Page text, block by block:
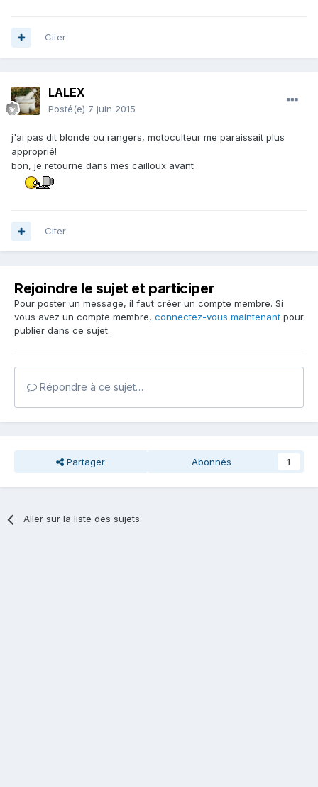
Citer
LALEX
Posté(e) 7 juin 2015
j'ai pas dit blonde ou rangers, motoculteur me paraissait plus
approprié!
bon, je retourne dans mes cailloux avant
Citer
Rejoindre le sujet et participer
Pour poster un message, il faut créer un compte membre. Si
vous avez un compte membre, connectez-vous maintenant pour
publier dans ce sujet.
Répondre à ce sujet…
Partager Abonnés 1
Aller sur la liste des sujets